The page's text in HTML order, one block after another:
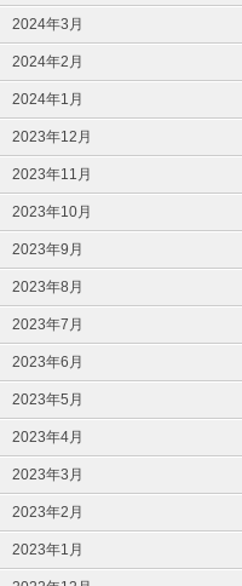
2024年3月
2024年2月
2024年1月
2023年12月
2023年11月
2023年10月
2023年9月
2023年8月
2023年7月
2023年6月
2023年5月
2023年4月
2023年3月
2023年2月
2023年1月